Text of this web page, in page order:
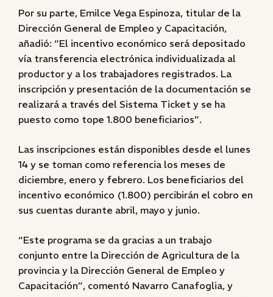
Por su parte, Emilce Vega Espinoza, titular de la
Dirección General de Empleo y Capacitación,
añadió: “El incentivo económico será depositado
vía transferencia electrónica individualizada al
productor y a los trabajadores registrados. La
inscripción y presentación de la documentación se
realizará a través del Sistema Ticket y se ha
puesto como tope 1.800 beneficiarios”.
Las inscripciones están disponibles desde el lunes
14 y se toman como referencia los meses de
diciembre, enero y febrero. Los beneficiarios del
incentivo económico (1.800) percibirán el cobro en
sus cuentas durante abril, mayo y junio.
“Este programa se da gracias a un trabajo
conjunto entre la Dirección de Agricultura de la
provincia y la Dirección General de Empleo y
Capacitación”, comentó Navarro Canafoglia, y